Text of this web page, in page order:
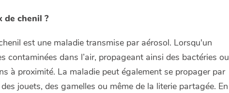
de chenil ?
est une maladie transmise par aérosol. Lorsqu'un
contaminées dans l’air, propageant ainsi des bactéries ou
à proximité. La maladie peut également se propager par
jouets, des gamelles ou même de la literie partagée. En